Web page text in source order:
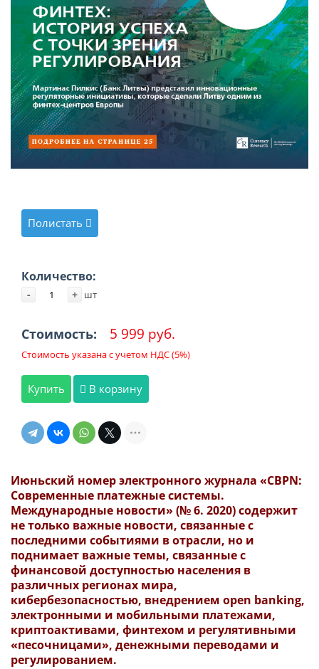
Полистать
Количество:
- + шт
Стоимость: 5 999 руб.
Стоимость указана с учетом НДС (5%)
Купить В корзину
Июньский номер электронного журнала «CBPN:
Современные платежные системы.
Международные новости» (№ 6. 2020) содержит
не только важные новости, связанные с
последними событиями в отрасли, но и
поднимает важные темы, связанные с
финансовой доступностью населения в
различных регионах мира,
кибербезопасностью, внедрением open banking,
электронными и мобильными платежами,
криптоактивами, финтехом и регулятивными
«песочницами», денежными переводами и
регулированием.